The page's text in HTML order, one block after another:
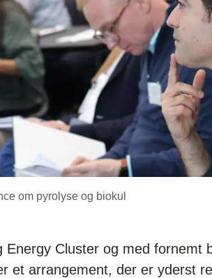
om pyrolyse og biokul
Cluster og med fornemt
et arrangement, der er yderst